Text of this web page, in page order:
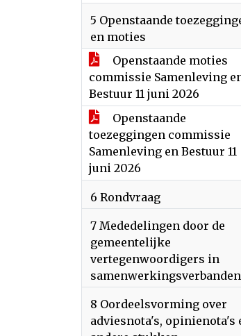
5 Openstaande
en moties
Openstaande moties
commissie Samenleving
Bestuur 11 juni 2026
Openstaande
toezeggingen commissie
Samenleving en Bestuur 11
juni 2026
6 Rondvraag
7 Mededelingen door de
gemeentelijke
vertegenwoordigers in
samenwerkingsverbanden
8 Oordeelsvorming over
adviesnota's, opinienota's